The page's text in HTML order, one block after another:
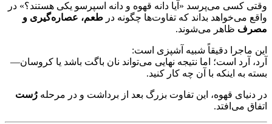
وقتی کسی می‌پرسد «آیا دانه قهوه و دانه اسپرسو یکی هستند؟» در
واقع می‌خواهد بداند که تفاوت‌ها چگونه در طعم، عصاره‌گیری و
مصرف ظاهر می‌شوند.
این ماجرا دقیقاً شبیه آشپزی است:
آرد، آرد است؛ اما نتیجه نهایی می‌تواند نان باگت باشد یا کروسان—
بسته به اینکه با آن چه کار کنید.
در دنیای قهوه، این تفاوت بزرگ بعد از برداشت و در مرحله رُست
اتفاق می‌افتد.